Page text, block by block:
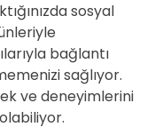
sosyal
bağlantı
sağlıyor.
ve deneyimlerini